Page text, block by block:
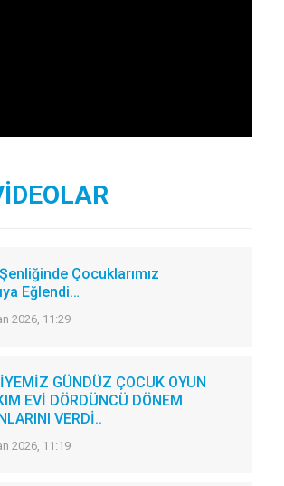
Çocuklarımız
Eğlendi…
2026, 11:29
GÜNDÜZ ÇOCUK OYUN
EVİ DÖRDÜNCÜ DÖNEM
VERDİ..
2026, 11:19